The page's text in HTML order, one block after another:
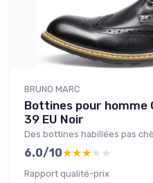
BRUNO MARC
Bottines pour homme
39 EU Noir
Des bottines habillées pas
6.0/10★★★★★
★★★★★
Rapport qualité-prix